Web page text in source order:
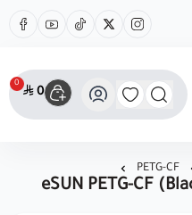
0
0
PETG-CF
eSUN PETG-CF